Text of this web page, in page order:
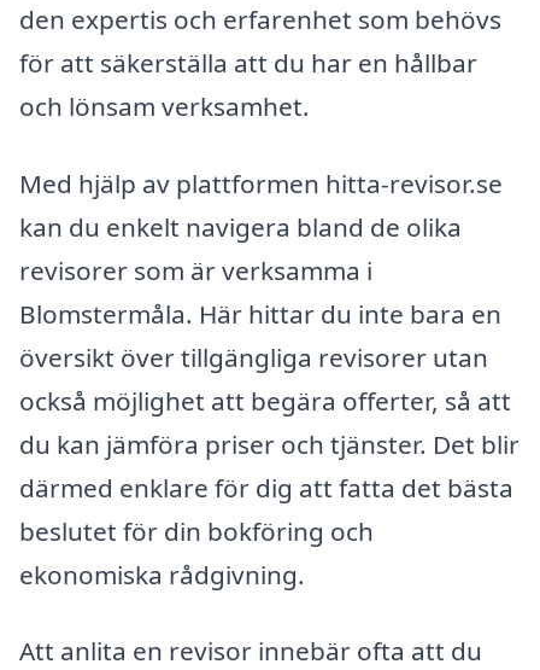
den expertis och erfarenhet som behövs
för att säkerställa att du har en hållbar
och lönsam verksamhet.
Med hjälp av plattformen hitta-revisor.se
kan du enkelt navigera bland de olika
revisorer som är verksamma i
Blomstermåla. Här hittar du inte bara en
översikt över tillgängliga revisorer utan
också möjlighet att begära offerter, så att
du kan jämföra priser och tjänster. Det blir
därmed enklare för dig att fatta det bästa
beslutet för din bokföring och
ekonomiska rådgivning.
Att anlita en revisor innebär ofta att du